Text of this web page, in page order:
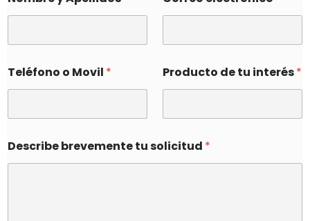
Teléfono o Movil * Producto de tu interés*
Describe brevemente tu solicitud *